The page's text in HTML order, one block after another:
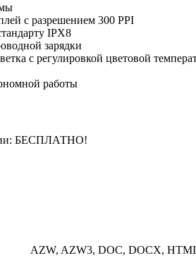
с разрешением 300 PPI
IPX8
зарядки
c регулировкой цветовой
работы
БЕСПЛАТНО!
AZW, AZW3, DOC, DOCX,